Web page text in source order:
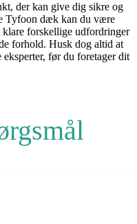
der kan give dig sikre og
Tyfoon dæk kan du være
forskellige udfordringer
forhold. Husk dog altid at
før du foretager dit